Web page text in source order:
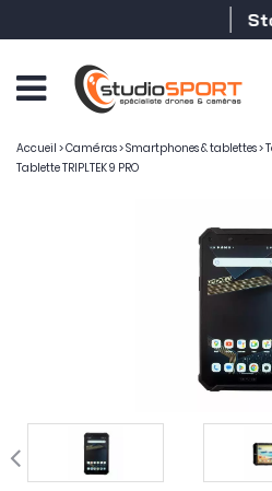
menu
Accueil >Caméras>Smartphones & tablettes>
Tablette TRIPLTEK 9 PRO